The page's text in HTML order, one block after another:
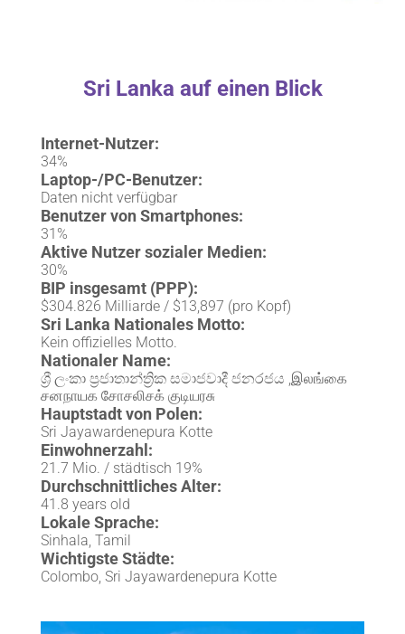
Sri Lanka auf einen Blick
Internet-Nutzer:
34%
Laptop-/PC-Benutzer:
Daten nicht verfügbar
Benutzer von Smartphones:
31%
Aktive Nutzer sozialer Medien:
30%
BIP insgesamt (PPP):
$304.826 Milliarde / $13,897 (pro Kopf)
Sri Lanka Nationales Motto:
Kein offizielles Motto.
Nationaler Name:
ශ්‍රී ලංකා ප්‍රජාතාන්ත්‍රික සමාජවාදී ජනරජය ,இலங்கை
சனநாயக சோசலிசக் குடியரசு
Hauptstadt von Polen:
Sri Jayawardenepura Kotte
Einwohnerzahl:
21.7 Mio. / städtisch 19%
Durchschnittliches Alter:
41.8 years old
Lokale Sprache:
Sinhala, Tamil
Wichtigste Städte:
Colombo, Sri Jayawardenepura Kotte